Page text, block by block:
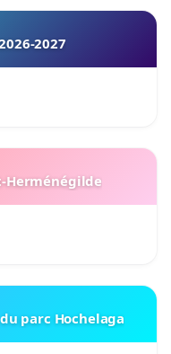
2027
Herménégilde
parc Hochelaga